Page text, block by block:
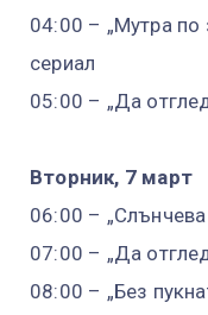
04:00 – „Мутра
сериал
05:00 – „Да
Вторник, 7 март
06:00 –
07:00 – „Да
08:00 – „Без